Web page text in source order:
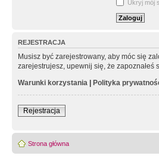
Ukryj mój
REJESTRACJA
Musisz być zarejestrowany, aby móc się
zarejestrujesz, upewnij się, że
Warunki korzystania | Polityka
Rejestracja
Strona główna